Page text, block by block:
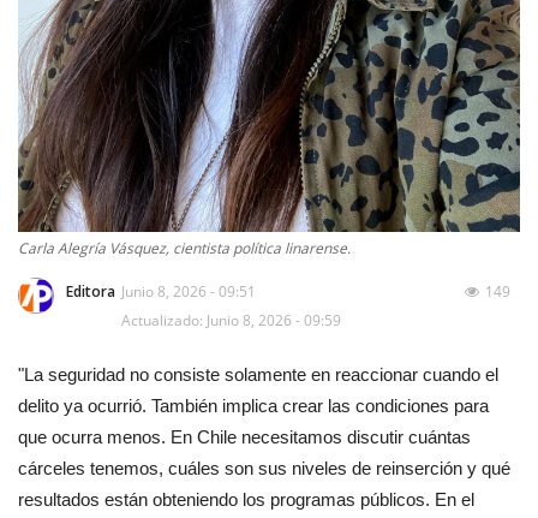
Carla Alegría Vásquez, cientista política linarense.
Editora Junio 8, 2026 - 09:51
Actualizado: Junio 8, 2026 - 09:59
149
"La seguridad no consiste solamente en reaccionar cuando el
delito ya ocurrió. También implica crear las condiciones para
que ocurra menos. En Chile necesitamos discutir cuántas
cárceles tenemos, cuáles son sus niveles de reinserción y qué
resultados están obteniendo los programas públicos. En el